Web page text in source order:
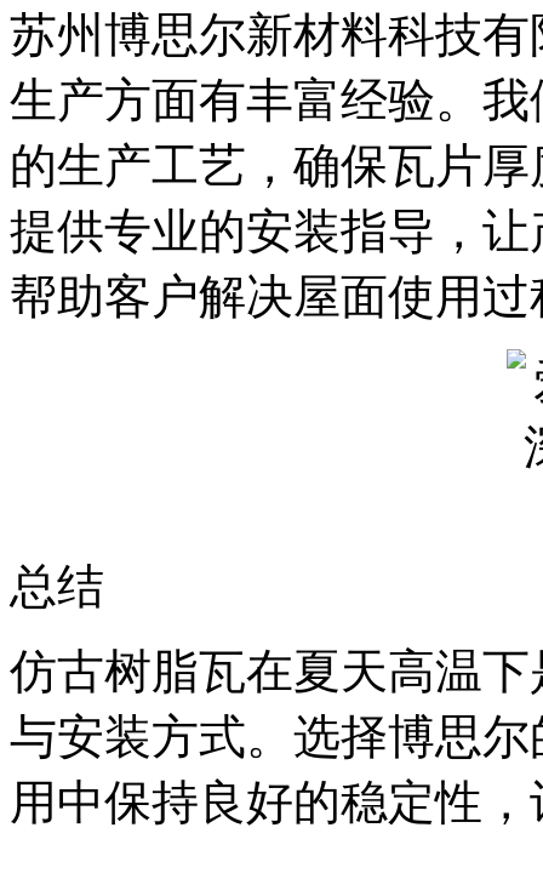
苏州博思尔新材料科技
生产方面有丰富经验。
的生产工艺，确保瓦片
提供专业的安装指导，
帮助客户解决屋面使用
总结
仿古树脂瓦在夏天高温
与安装方式。选择博思
用中保持良好的稳定性